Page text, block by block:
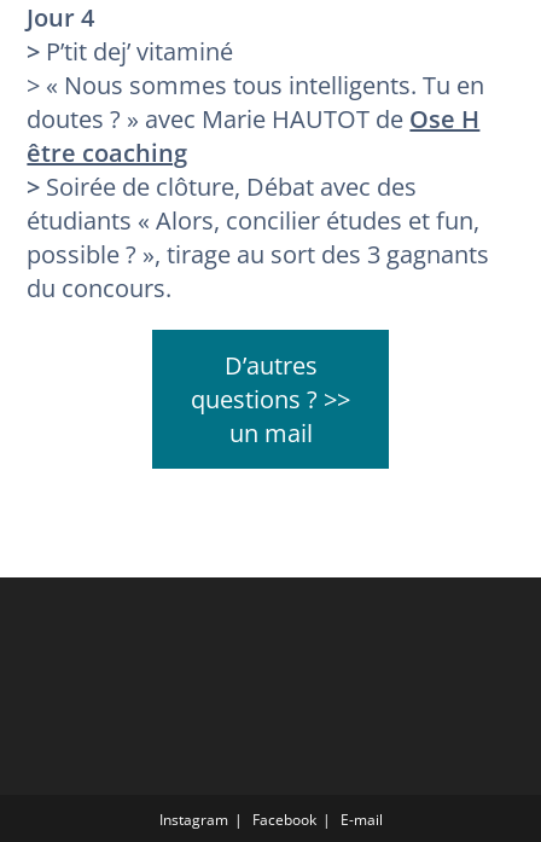
Jour 4
> P’tit dej’ vitaminé
> « Nous sommes tous intelligents. Tu en
doutes ? » avec Marie HAUTOT de Ose H
être coaching
> Soirée de clôture, Débat avec des
étudiants « Alors, concilier études et fun,
possible ? », tirage au sort des 3 gagnants
du concours.
D’autres
questions ? >>
un mail
Instagram Facebook E-mail